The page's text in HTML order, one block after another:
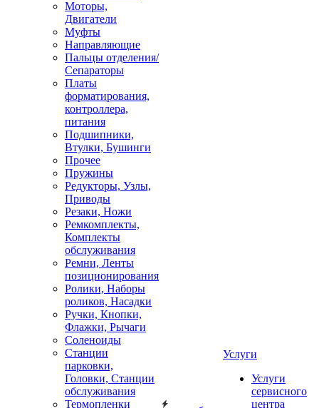
Моторы,
Двигатели
Муфты
Направляющие
Пальцы отделения/
Сепараторы
Платы
форматирования,
контроллера,
питания
Подшипники,
Втулки, Бушинги
Прочее
Пружины
Редукторы, Узлы,
Приводы
Резаки, Ножи
Ремкомплекты,
Комплекты
обслуживания
Ремни, Ленты
позиционирования
Ролики, Наборы
роликов, Насадки
Ручки, Кнопки,
Флажки, Рычаги
Соленоиды
Станции
парковки,
Головки, Станции
обслуживания
Термопленки
Услуги
Услуги
сервисного
центра